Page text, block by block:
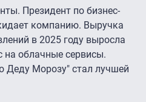
Президент по бизнес-
компанию. Выручка
в 2025 году выросла
на облачные сервисы.
Морозу" стал лучшей